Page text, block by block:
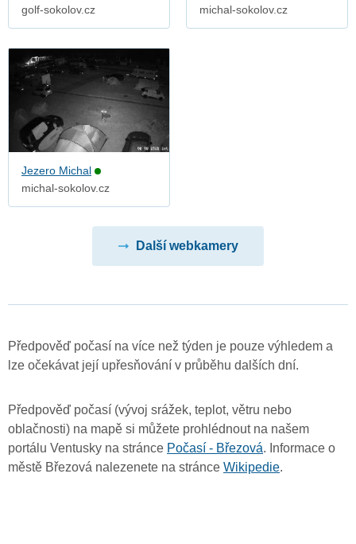
golf-sokolov.cz
michal-sokolov.cz
Jezero Michal
michal-sokolov.cz
Další webkamery
Předpověď počasí na více než týden je pouze výhledem a
lze očekávat její upřesňování v průběhu dalších dní.
Předpověď počasí (vývoj srážek, teplot, větru nebo
oblačnosti) na mapě si můžete prohlédnout na našem
portálu Ventusky na stránce Počasí - Březová. Informace o
městě Březová nalezenete na stránce Wikipedie.